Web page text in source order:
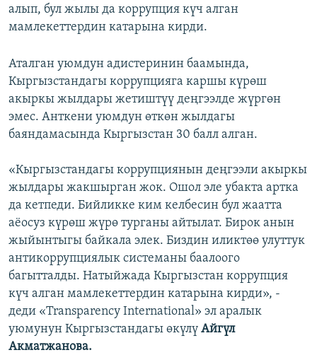
алып, бул жылы да коррупция күч алган
мамлекеттердин катарына кирди.
Аталган уюмдун адистеринин баамында,
Кыргызстандагы коррупцияга каршы күрөш
акыркы жылдары жетиштүү деңгээлде жүргөн
эмес. Анткени уюмдун өткөн жылдагы
баяндамасында Кыргызстан 30 балл алган.
«Кыргызстандагы коррупциянын деңгээли акыркы
жылдары жакшырган жок. Ошол эле убакта артка
да кетпеди. Бийликке ким келбесин бул жаатта
аёосуз күрөш жүрө турганы айтылат. Бирок анын
жыйынтыгы байкала элек. Биздин иликтөө улуттук
антикоррупциялык системаны баалоого
багытталды. Натыйжада Кыргызстан коррупция
күч алган мамлекеттердин катарына кирди», -
деди «Transparency International» эл аралык
уюмунун Кыргызстандагы өкүлү Айгүл
Акматжанова.